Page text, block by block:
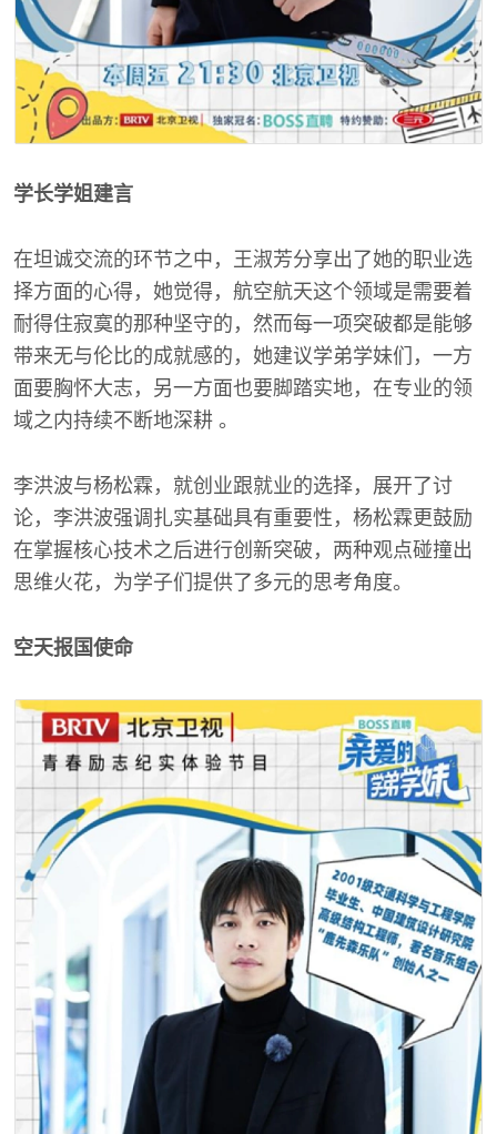
学长学姐建言
在坦诚交流的环节之中，王淑芳分享出了她的职业选
择方面的心得，她觉得，航空航天这个领域是需要着
耐得住寂寞的那种坚守的，然而每一项突破都是能够
带来无与伦比的成就感的，她建议学弟学妹们，一方
面要胸怀大志，另一方面也要脚踏实地，在专业的领
域之内持续不断地深耕 。
李洪波与杨松霖，就创业跟就业的选择，展开了讨
论，李洪波强调扎实基础具有重要性，杨松霖更鼓励
在掌握核心技术之后进行创新突破，两种观点碰撞出
思维火花，为学子们提供了多元的思考角度。
空天报国使命